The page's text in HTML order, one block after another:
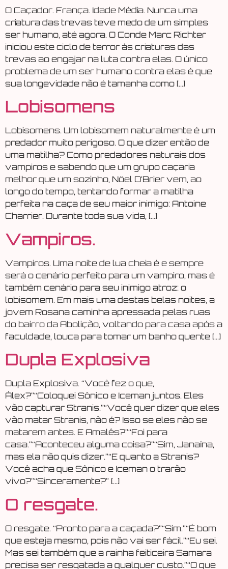
O Caçador. França. Idade Média. Nunca uma
criatura das trevas teve medo de um simples
ser humano, até agora. O Conde Marc Richter
iniciou este ciclo de terror às criaturas das
trevas ao engajar na luta contra elas. O único
problema de um ser humano contra elas é que
sua longevidade não é tamanha como […]
Lobisomens
Lobisomens. Um lobisomem naturalmente é um
predador muito perigoso. O que dizer então de
uma matilha? Como predadores naturais dos
vampiros e sabendo que um grupo caçaria
melhor que um sozinho, Nöel D’Brier vem, ao
longo do tempo, tentando formar a matilha
perfeita na caça de seu maior inimigo: Antoine
Charrier. Durante toda sua vida, […]
Vampiros.
Vampiros. Uma noite de lua cheia é e sempre
será o cenário perfeito para um vampiro, mas é
também cenário para seu inimigo atroz: o
lobisomem. Em mais uma destas belas noites, a
jovem Rosana caminha apressada pelas ruas
do bairro da Abolição, voltando para casa após a
faculdade, louca para tomar um banho quente […]
Dupla Explosiva
Dupla Explosiva. “Você fez o que,
Álex?”“Coloquei Sônico e Iceman juntos. Eles
vão capturar Stranis.”“Você quer dizer que eles
vão matar Stranis, não é? Isso se eles não se
matarem antes. E Amalês?”“Foi para
casa.”“Aconteceu alguma coisa?”“Sim, Janaína,
mas ela não quis dizer.”“E quanto a Stranis?
Você acha que Sônico e Iceman o trarão
vivo?”“Sinceramente?” […]
O resgate.
O resgate. “Pronto para a caçada?”“Sim.”“É bom
que esteja mesmo, pois não vai ser fácil.”“Eu sei.
Mas sei também que a rainha feiticeira Samara
precisa ser resgatada a qualquer custo.”“O que